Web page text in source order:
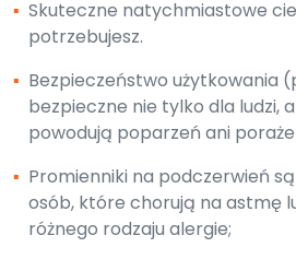
▪ Skuteczne natychmiastowe
potrzebujesz.
▪ Bezpieczeństwo użytkowania
bezpieczne nie tylko dla ludzi,
powodują poparzeń ani
▪ Promienniki na podczerwień
osób, które chorują na astmę
różnego rodzaju alergie;